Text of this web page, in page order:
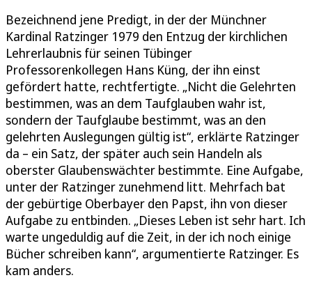
Bezeichnend jene Predigt, in der der Münchner
Kardinal Ratzinger 1979 den Entzug der kirchlichen
Lehrerlaubnis für seinen Tübinger
Professorenkollegen Hans Küng, der ihn einst
gefördert hatte, rechtfertigte. „Nicht die Gelehrten
bestimmen, was an dem Taufglauben wahr ist,
sondern der Taufglaube bestimmt, was an den
gelehrten Auslegungen gültig ist“, erklärte Ratzinger
da – ein Satz, der später auch sein Handeln als
oberster Glaubenswächter bestimmte. Eine Aufgabe,
unter der Ratzinger zunehmend litt. Mehrfach bat
der gebürtige Oberbayer den Papst, ihn von dieser
Aufgabe zu entbinden. „Dieses Leben ist sehr hart. Ich
warte ungeduldig auf die Zeit, in der ich noch einige
Bücher schreiben kann“, argumentierte Ratzinger. Es
kam anders.